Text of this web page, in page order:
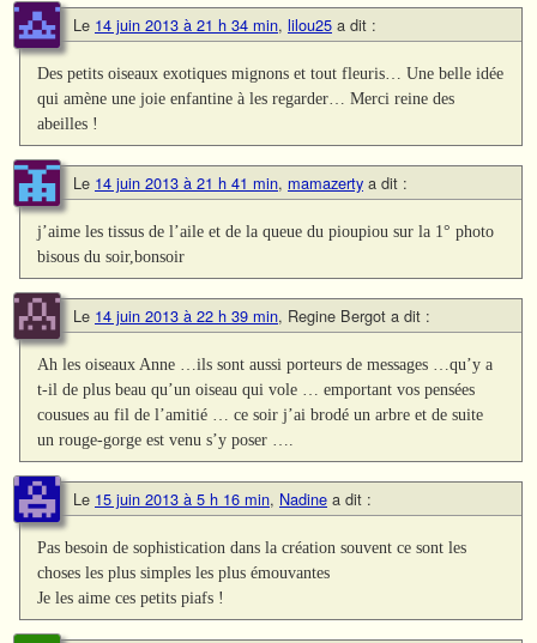
Le 14 juin 2013 à 21 h 34 min, lilou25 a dit :
Des petits oiseaux exotiques mignons et tout fleuris… Une belle idée
qui amène une joie enfantine à les regarder… Merci reine des
abeilles !
Le 14 juin 2013 à 21 h 41 min, mamazerty a dit :
j’aime les tissus de l’aile et de la queue du pioupiou sur la 1° photo
bisous du soir,bonsoir
Le 14 juin 2013 à 22 h 39 min, Regine Bergot a dit :
Ah les oiseaux Anne …ils sont aussi porteurs de messages …qu’y a
t-il de plus beau qu’un oiseau qui vole … emportant vos pensées
cousues au fil de l’amitié … ce soir j’ai brodé un arbre et de suite
un rouge-gorge est venu s’y poser ….
Le 15 juin 2013 à 5 h 16 min, Nadine a dit :
Pas besoin de sophistication dans la création souvent ce sont les
choses les plus simples les plus émouvantes
Je les aime ces petits piafs !